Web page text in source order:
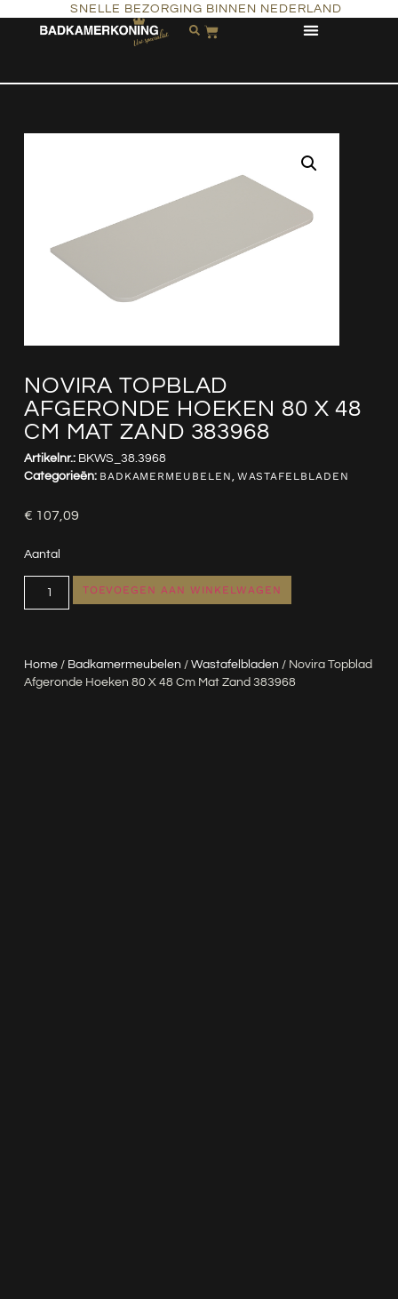
SNELLE BEZORGING BINNEN NEDERLAND
NOVIRA TOPBLAD
AFGERONDE HOEKEN 80 X 48
CM MAT ZAND 383968
Home/ Badkamermeubelen / Wastafelbladen / Novira Topblad
Afgeronde Hoeken 80 X 48 Cm Mat Zand 383968
Artikelnr.: BKWS_38.3968
Categorieën: BADKAMERMEUBELEN, WASTAFELBLADEN
€ 107,09
Aantal
TOEVOEGEN AAN WINKELWAGEN